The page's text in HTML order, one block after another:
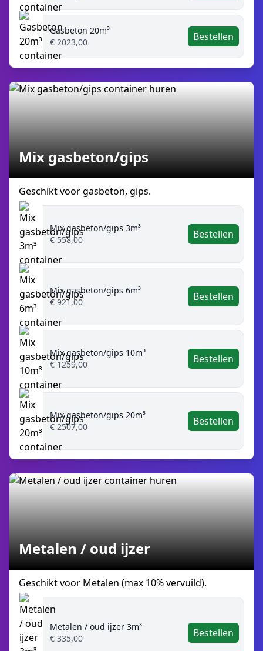
Gasbeton 20m³
€ 2023,00
Bestellen
Mix gasbeton/gips
Geschikt voor gasbeton, gips.
Mix gasbeton/gips 3m³
€ 558,00
Bestellen
Mix gasbeton/gips 6m³
€ 921,00
Bestellen
Mix gasbeton/gips 10m³
€ 1259,00
Bestellen
Mix gasbeton/gips 20m³
€ 2507,00
Bestellen
Metalen / oud ijzer
Geschikt voor Metalen (max 10% vervuild).
Metalen / oud ijzer 3m³
€ 335,00
Bestellen